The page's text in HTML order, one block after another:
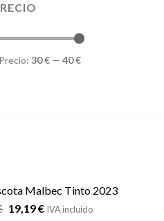
Precio: 30 € — 40 €
Malbec Tinto 2023
El
19,19€ElIVA incluido